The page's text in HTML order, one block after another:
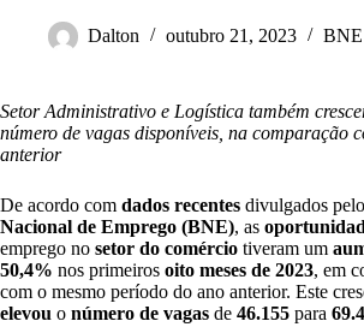
Dalton outubro 21, 2023 BNE
Setor Administrativo e Logística também
número de vagas disponíveis, na comparação
anterior
De acordo com dados recentes divulgados pelo
Nacional de Emprego (BNE), as
emprego no setor do comércio tiveram um
50,4% nos primeiros oito meses de 2023, em
com o mesmo período do ano anterior. Este
elevou o número de vagas de 46.155 para